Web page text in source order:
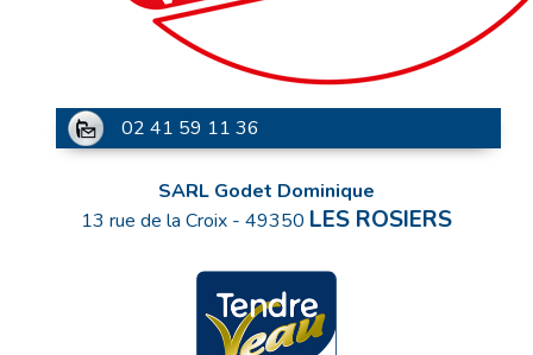
02 41 59 11 36
SARL Godet Dominique
13 rue de la Croix - 49350 LES ROSIERS